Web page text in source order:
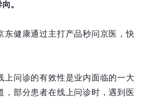
。
东健康通过主打产品秒问京医，快
上问诊的有效性是业内面临的一大
，部分患者在线上问诊时，遇到医